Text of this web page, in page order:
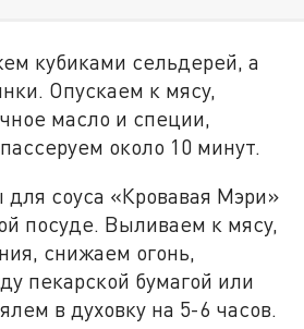
кубиками сельдерей, а
Опускаем к мясу,
масло и специи,
около 10 минут.
соуса «Кровавая Мэри»
посуде. Выливаем к мясу,
снижаем огонь,
пекарской бумагой или
в духовку на 5-6 часов.